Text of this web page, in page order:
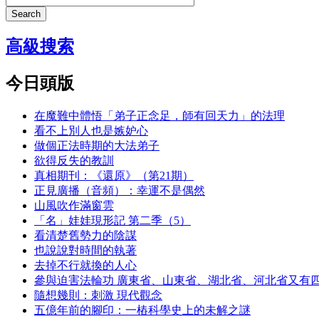
Search
高級搜索
今日頭版
在魔難中體悟「弟子正念足，師有回天力」的法理
看不上別人也是嫉妒心
做個正法時期的大法弟子
欲得反失的教訓
真相期刊：《還原》（第21期）
正見廣播（音頻）：幸運不是偶然
山風吹作滿窗雲
「名」娃娃現形記 第二季（5）
看清楚舊勢力的陰謀
也說說對時間的執著
去掉不行就換的人心
參與迫害法輪功 廣東省、山東省、湖北省、河北省又有
隨想幾則：刺激 現代觀念
五億年前的腳印：一樁科學史上的未解之謎